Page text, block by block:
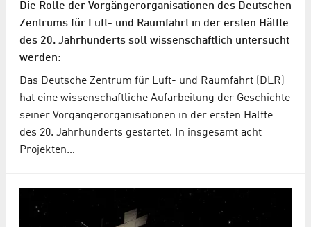
Die Rolle der Vorgängerorganisationen des Deutschen
Zentrums für Luft- und Raumfahrt in der ersten Hälfte
des 20. Jahrhunderts soll wissenschaftlich untersucht
werden:
Das Deutsche Zentrum für Luft- und Raumfahrt (DLR)
hat eine wissenschaftliche Aufarbeitung der Geschichte
seiner Vorgängerorganisationen in der ersten Hälfte
des 20. Jahrhunderts gestartet. In insgesamt acht
Projekten…